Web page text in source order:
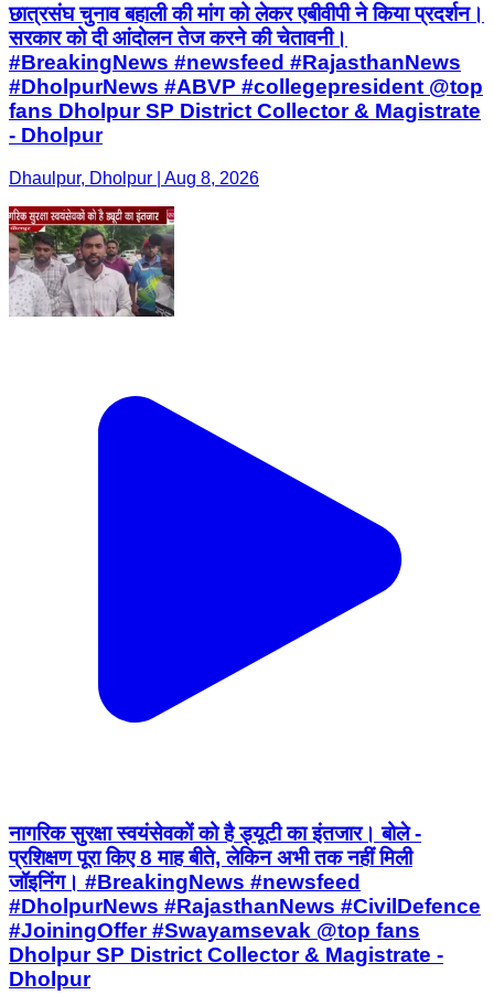
छात्रसंघ चुनाव बहाली की मांग को लेकर एबीवीपी ने किया प्रदर्शन।
सरकार को दी आंदोलन तेज करने की चेतावनी।
#BreakingNews #newsfeed #RajasthanNews
#DholpurNews #ABVP #collegepresident @top
fans Dholpur SP District Collector & Magistrate
- Dholpur
Dhaulpur, Dholpur | Aug 8, 2026
नागरिक सुरक्षा स्वयंसेवकों को है ड्यूटी का इंतजार। बोले -
प्रशिक्षण पूरा किए 8 माह बीते, लेकिन अभी तक नहीं मिली
जॉइनिंग। #BreakingNews #newsfeed
#DholpurNews #RajasthanNews #CivilDefence
#JoiningOffer #Swayamsevak @top fans
Dholpur SP District Collector & Magistrate -
Dholpur